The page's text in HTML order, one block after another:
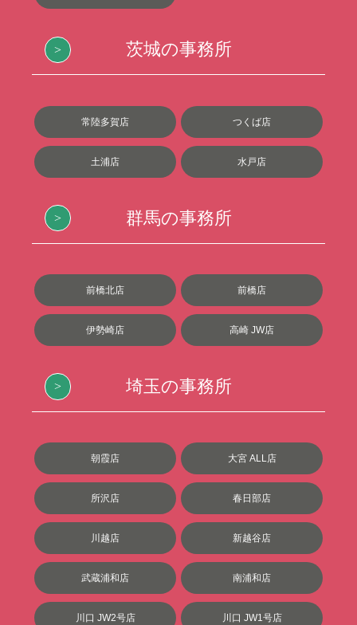
茨城の事務所
常陸多賀店 つくば店
土浦店 水戸店
群馬の事務所
前橋北店 前橋店
伊勢崎店 高崎 JW店
埼玉の事務所
朝霞店 大宮 ALL店
所沢店 春日部店
川越店 新越谷店
武蔵浦和店 南浦和店
川口 JW2号店 川口 JW1号店